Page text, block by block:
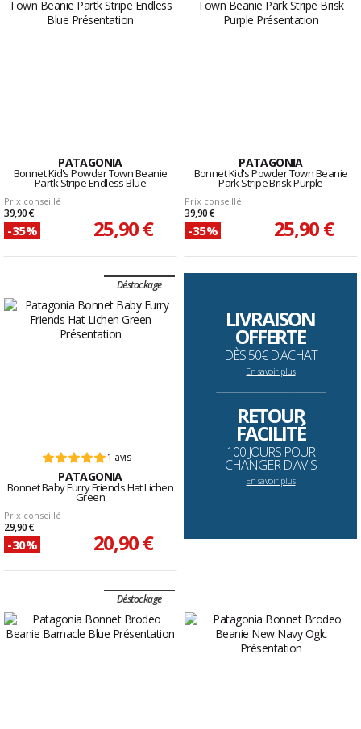
PATAGONIA
Bonnet Kid's Powder Town Beanie
Partk Stripe Endless Blue
Prix conseillé
39,90 €
-35% 25,90 €
PATAGONIA
Bonnet Kid's Powder Town Beanie
Park Stripe Brisk Purple
Prix conseillé
39,90 €
-35% 25,90 €
Déstockage
1 avis
PATAGONIA
Bonnet Baby Furry Friends Hat Lichen
Green
Prix conseillé
29,90 €
-30% 20,90 €
LIVRAISON
OFFERTE
DÈS 50€ D'ACHAT
En savoir plus
--------------------------------------------------------------------
RETOUR
FACILITÉ
100 JOURS POUR
CHANGER D'AVIS
En savoir plus
Déstockage